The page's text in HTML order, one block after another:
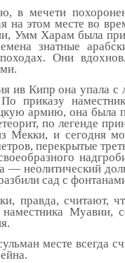
в мечети
этом месте во
Умм Харам была
знатные
Они
ив Кипр она упала с
По приказу
армию, она была
по легенде
Мекки, и сегодня
перекрытые
— неолитический
сад с
правда, считают,
Муавии,
месте всегда